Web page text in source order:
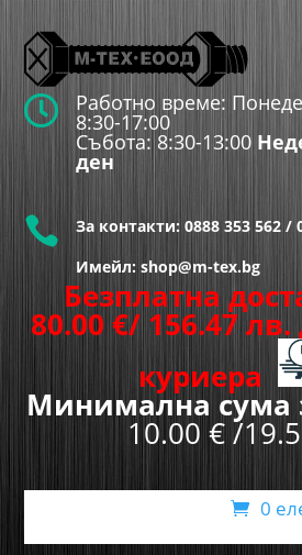
 Работно време:
8:30-17:00
Събота: 8:30-13:00
ден
 За контакти: 0888 353 562 /
Имейл: shop@m-tex.bg
Безплатна
80.00 €/ 156.47 лв.
куриера
Минимална сума
10.00 € /
0